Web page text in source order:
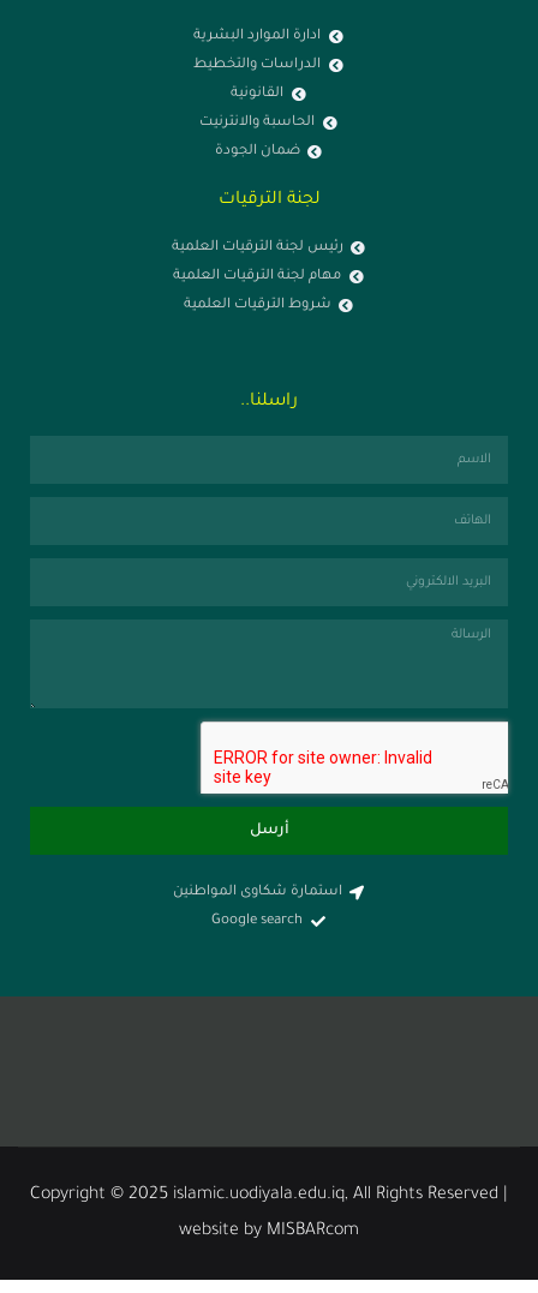
ادارة الموارد البشرية
الدراسات والتخطيط
الحاسبة والانترنيت
رئيس لجنة الترقيات العلمية
مهام لجنة الترقيات العلمية
شروط الترقيات العلمية
استمارة شكاوى المواطنين
Google search
Copyright © 2025 islamic.uodiyala.edu.iq, All Rights
website by MISBARcom